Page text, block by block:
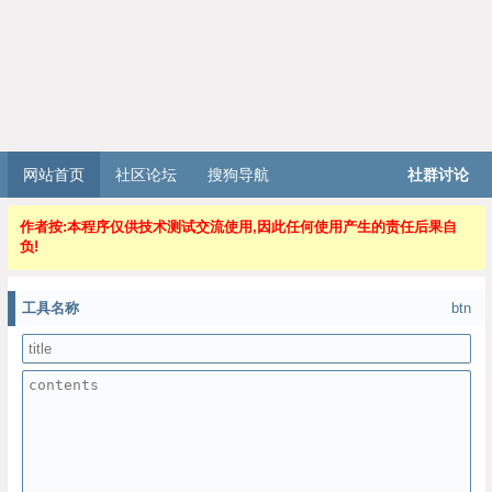
网站首页 社区论坛 搜狗导航 社群讨论
作者按:本程序仅供技术测试交流使用,因此任何使用产生的责任后果自
负!
工具名称 btn